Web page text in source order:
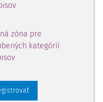
zóna pre
kategórií